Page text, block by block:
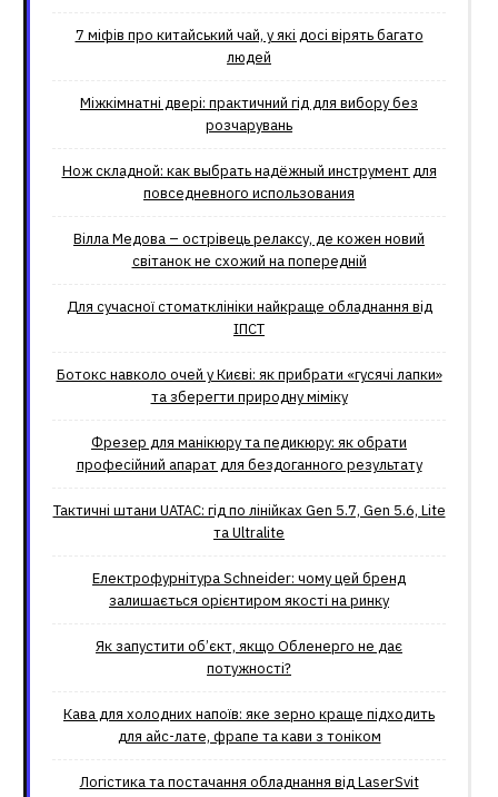
7 міфів про китайський чай, у які досі вірять багато
людей
Міжкімнатні двері: практичний гід для вибору без
розчарувань
Нож складной: как выбрать надёжный инструмент для
повседневного использования
Вілла Медова – острівець релаксу, де кожен новий
світанок не схожий на попередній
Для сучасної стоматклініки найкраще обладнання від
ІПСТ
Ботокс навколо очей у Києві: як прибрати «гусячі лапки»
та зберегти природну міміку
Фрезер для манікюру та педикюру: як обрати
професійний апарат для бездоганного результату
Тактичні штани UATAC: гід по лінійках Gen 5.7, Gen 5.6, Lite
та Ultralite
Електрофурнітура Schneider: чому цей бренд
залишається орієнтиром якості на ринку
Як запустити об’єкт, якщо Обленерго не дає
потужності?
Кава для холодних напоїв: яке зерно краще підходить
для айс-лате, фрапе та кави з тоніком
Логістика та постачання обладнання від LaserSvit